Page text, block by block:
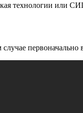
технологии или
первоначально